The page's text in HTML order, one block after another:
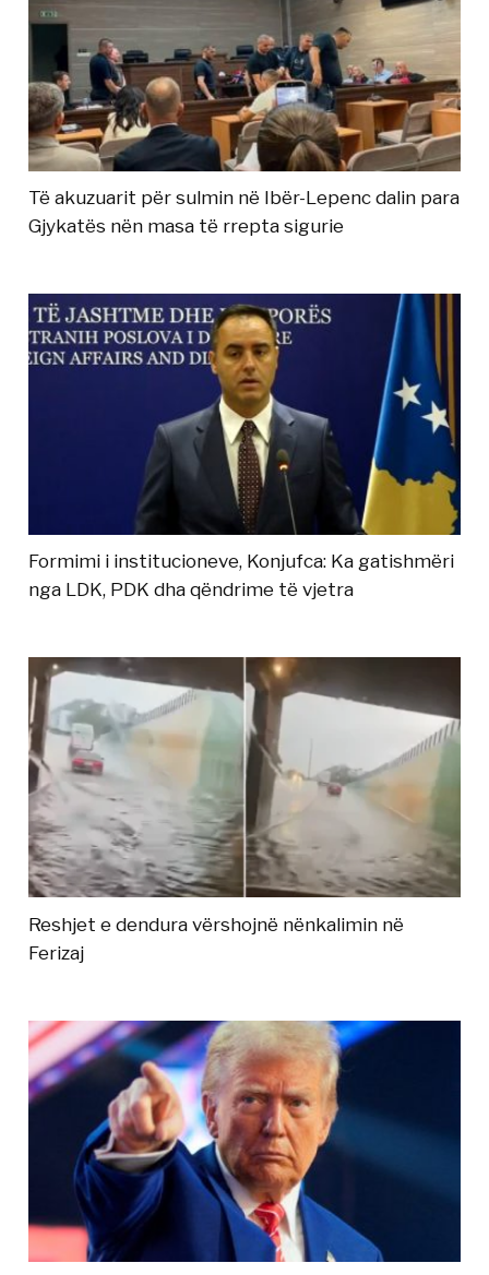
Të akuzuarit për sulmin në Ibër-Lepenc dalin para
Gjykatës nën masa të rrepta sigurie
Formimi i institucioneve, Konjufca: Ka gatishmëri
nga LDK, PDK dha qëndrime të vjetra
Reshjet e dendura vërshojnë nënkalimin në
Ferizaj